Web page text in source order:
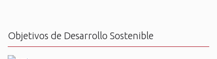
Objetivos de Desarrollo Sostenible